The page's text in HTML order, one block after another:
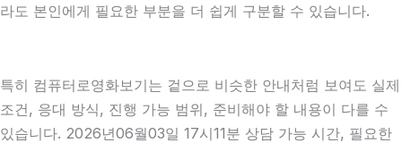
라도 본인에게 필요한 부분을 더 쉽게 구분할 수 있습니다.
특히 컴퓨터로영화보기는 겉으로 비슷한 안내처럼 보여도 실제
조건, 응대 방식, 진행 가능 범위, 준비해야 할 내용이 다를 수
있습니다. 2026년06월03일 17시11분 상담 가능 시간, 필요한